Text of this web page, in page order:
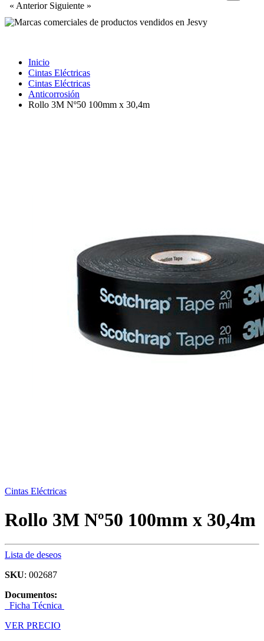
« Anterior Siguiente »
Inicio
Cintas Eléctricas
Cintas Eléctricas
Anticorrosión
Rollo 3M Nº50 100mm x 30,4m
Cintas Eléctricas
Rollo 3M Nº50 100mm x 30,4m
Lista de deseos
SKU: 002687
Documentos:
Ficha Técnica
VER PRECIO